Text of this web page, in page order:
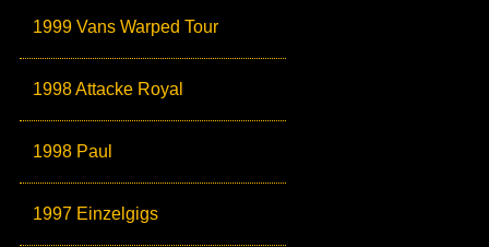
1999 Vans Warped Tour
1998 Attacke Royal
1998 Paul
1997 Einzelgigs